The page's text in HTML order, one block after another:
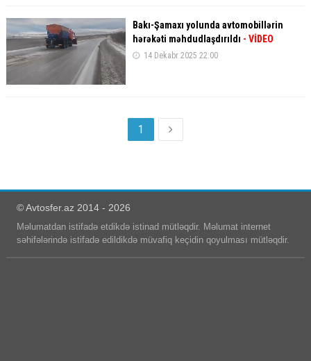
Bakı-Şamaxı yolunda avtomobillərin
hərəkəti məhdudlaşdırıldı - VİDEO
14 Dekabr 2025 22:00
1
© Avtosfer.az 2014 - 2026
Məlumatdan istifadə etdikdə istinad mütləqdir. Məlumat internet
səhifələrində istifadə edildikdə müvafiq keçidin qoyulması mütləqdir.